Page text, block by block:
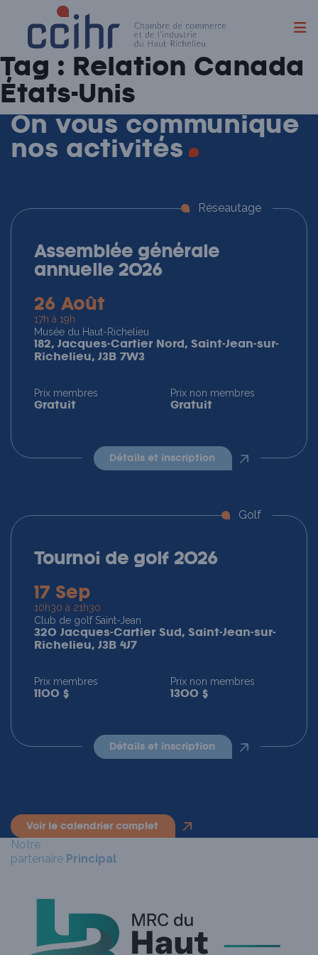
Skip
to
content
Tag :
Relation Canada
États-Unis
On vous communique
nos activités
Réseautage
Assemblée générale
annuelle 2026
26 Août
17h à 19h
Musée du Haut-Richelieu
182, Jacques-Cartier Nord, Saint-Jean-sur-
Richelieu, J3B 7W3
Prix membres
Gratuit
Prix non membres
Gratuit
détails et inscription
Golf
Tournoi de golf 2026
17 Sep
10h30 à 21h30
Club de golf Saint-Jean
320 Jacques-Cartier Sud, Saint-Jean-sur-
Richelieu, J3B 4J7
Prix membres
1100 $
Prix non membres
1300 $
détails et inscription
voir le calendrier complet
Notre
partenaire Principal